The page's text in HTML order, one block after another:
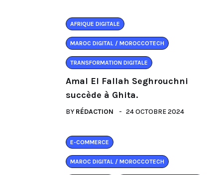
AFRIQUE DIGITALE
MAROC DIGITAL / MOROCCOTECH
TRANSFORMATION DIGITALE
Amal El Fallah Seghrouchni
succède à Ghita.
BY RÉDACTION 24 OCTOBRE 2024
E-COMMERCE
MAROC DIGITAL / MOROCCOTECH